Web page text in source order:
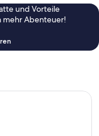
und Vorteile
mehr Abenteuer!